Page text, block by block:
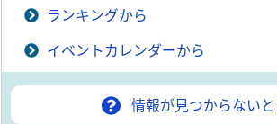
ランキングから
イベントカレンダーから
情報が見つからない